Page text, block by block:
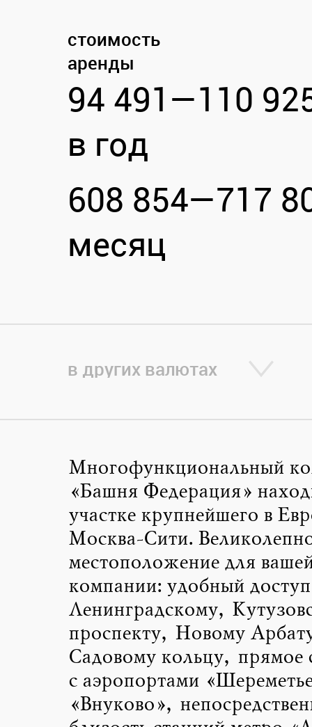
стоимость
аренды
94 491—110
в год
608 854—717
месяц
в других валютах
Многофункциональный
«Башня Федерация»
участке крупнейшего в
Москва-Сити.
местоположение для
компании: удобный
Ленинградскому,
проспекту, Новому
Садовому кольцу, прямое
с аэропортами
«Внуково»,